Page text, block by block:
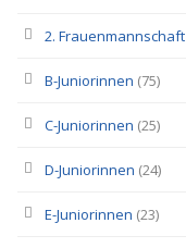
2. Frauenmannschaft
B-Juniorinnen (75)
C-Juniorinnen (25)
D-Juniorinnen (24)
E-Juniorinnen (23)